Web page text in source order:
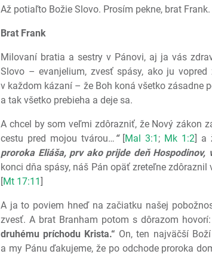
Až potiaľto Božie Slovo. Prosím pekne, brat Frank.
Brat Frank
Milovaní bratia a sestry v Pánovi, aj ja vás
Slovo – evanjelium, zvesť spásy, ako ju
v každom kázaní – že Boh koná všetko zásadne
a tak všetko prebieha a deje sa.
A chcel by som veľmi zdôrazniť, že Nový zákon
cestu pred mojou tvárou… “ [Mal 3:1 ; Mk 1:2] a
proroka Eliáša, prv ako prijde deň Hospodinov,
konci dňa spásy, náš Pán opäť zreteľne
[Mt 17:11]
A ja to poviem hneď na začiatku našej
zvesť. A brat Branham potom s dôrazom hovorí:
druhému príchodu Krista.“ On, ten najväčší
a my Pánu ďakujeme, že po odchode proroka